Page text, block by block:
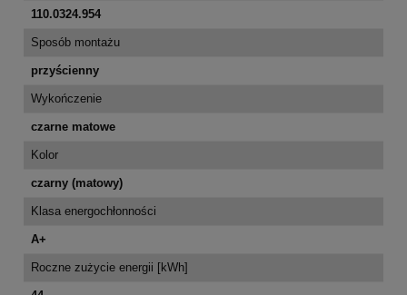
110.0324.954
Sposób montażu
przyścienny
Wykończenie
czarne matowe
Kolor
czarny (matowy)
Klasa energochłonności
A+
Roczne zużycie energii [kWh]